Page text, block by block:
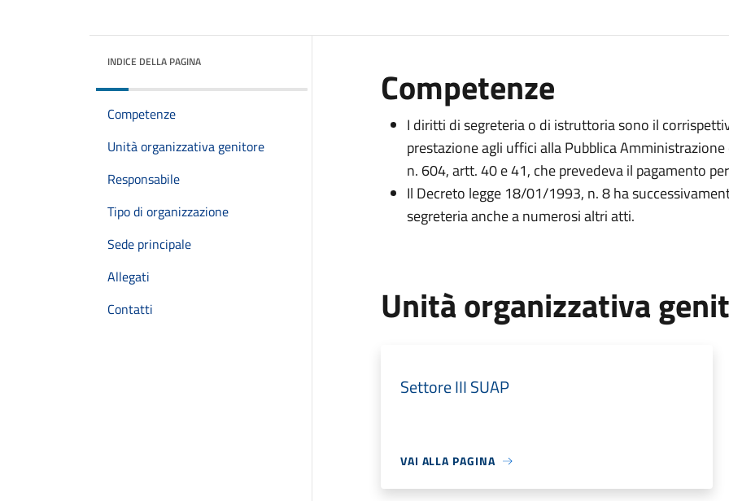
INDICE DELLA PAGINA
Competenze
Unità organizzativa genitore
Responsabile
Tipo di organizzazione
Sede principale
Allegati
Contatti
Competenze
I diritti di segreteria o di istruttoria sono il
prestazione agli uffici alla Pubblica
n. 604, artt. 40 e 41, che prevedeva il pagamento
Il Decreto legge 18/01/1993, n. 8 ha
segreteria anche a numerosi altri atti.
Unità organizzativa
Settore III SUAP
VAI ALLA PAGINA